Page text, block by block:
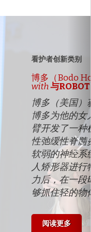
别的PI奖。
）的手
，她患有急
会导致手臂
莱使用机器
恢复活动能
，她已经能